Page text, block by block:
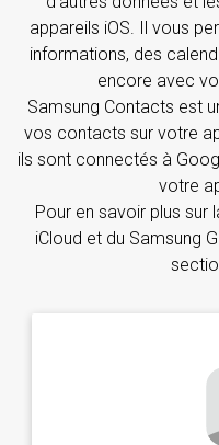
appareils iOS. Il vous
informations, des
encore avec
Samsung Contacts est
vos contacts sur votre
ils sont connectés à
votre
Pour en savoir plus
iCloud et du Samsung